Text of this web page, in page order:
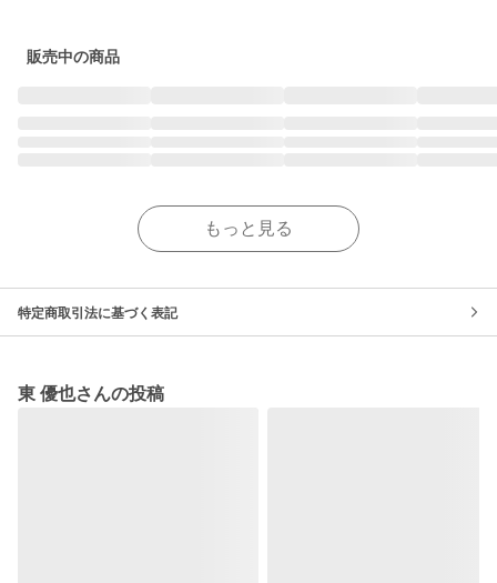
販売中の商品
もっと見る
特定商取引法に基づく表記
東 優也さんの投稿